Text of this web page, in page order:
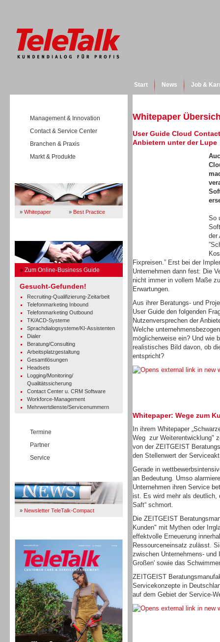
Start News Job &
Management & Innovation
Contact & Service Center
Branchen & Praxis
Markt & Produkte
» Whitepaper » Best Practice
» Zum Online-Business Guide
Gesucht-Gefunden!
Recruiting-Qualifizierung-Zeitarbeit
Telefonmarketing Inbound
Telefonmarketing Outbound
TK/ACD-Systeme
Sprachdialogsysteme/KI-Assistenten
Dialer
Beratung/Consulting
Arbeitsplatzgestaltung
Gesamtlösungen
Headsets
Logging/Monitoring/
Qualitätssicherung
Contact Center u. CRM Software
Workforce-Management
Mehrwertdienste/Servicenummern
Termine
Partner
Service
» Newsletter TeleTalk-Compact
Whitepaper
User Guide Cloud
Anbietern unter der Lupe
So
der
Fixpreisen.” Erst bei der
Unternehmen dann fest: Die
nicht immer in vollem Maße
Erwartungen.
Aus ihrer Beratungs- und
User Guide den folgenden
Nutzenversprechen der
Welche
möglicherweise ein? Und wie
realistisches Bild davon, ob
entspricht?
Whitepaper: Wege zum
In ihrem Whitepaper
Weg zur Weiterentwicklung"
von der ZEITGEIST
den Stellenwert der
Gerade in
an Bedeutung. Umso
Unternehmen ihren Service
ist. Es wird mehr als deutlich,
Saft“ schmort.
Die ZEITGEIST
Kunden" mit Mythen oder
effektvolle Erneuerung
Ressourceneinsatz zulässt.
zwischen Unternehmens- und
Großen' sowie das
ZEITGEIST
Servicekonzepte in
auf dem Gebiet der Service-